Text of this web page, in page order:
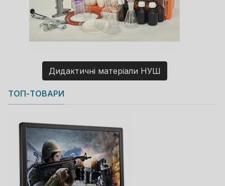
Дидактичні матеріали НУШ
Copyright MAXXmarketing GmbH
JoomShopping Download & Support
ТОП-ТОВАРИ